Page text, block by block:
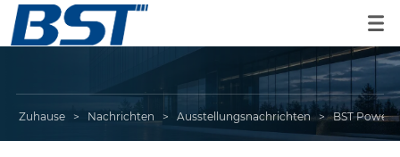
Zuhause > Nachrichten > Ausstellungsnachrichten > BST Power